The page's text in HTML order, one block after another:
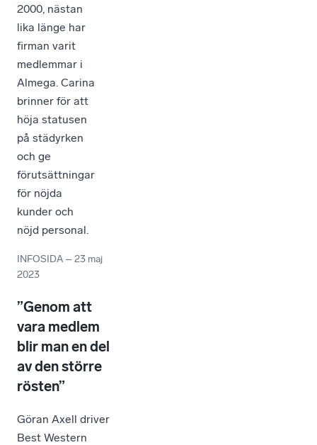
2000, nästan
lika länge har
firman varit
medlemmar i
Almega. Carina
brinner för att
höja statusen
på städyrken
och ge
förutsättningar
för nöjda
kunder och
nöjd personal.
INFOSIDA –23 maj
2023
”Genom att
vara medlem
blir man en del
av den större
rösten”
Göran Axell driver
Best Western